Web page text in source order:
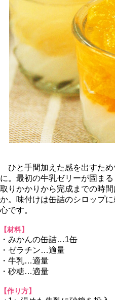
ひと手間加えた感を出すため
に。最初の牛乳ゼリーが固ま
取りかかりから完成までの時
か。味付けは缶詰のシロップ
心です。
【材料】
・みかんの缶詰…1缶
・ゼラチン…適量
・牛乳…適量
・砂糖…適量
【作り方】